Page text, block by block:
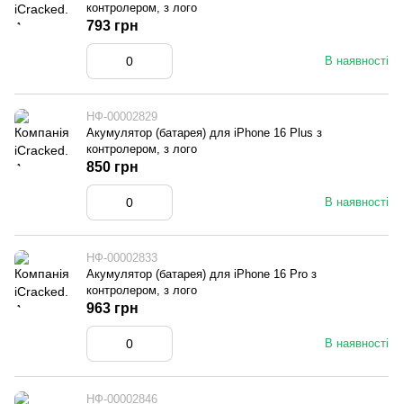
контролером, з лого
В наявності
793 грн
НФ-00002829
Акумулятор (батарея) для iPhone 16 Plus з
контролером, з лого
В наявності
850 грн
НФ-00002833
Акумулятор (батарея) для iPhone 16 Pro з
контролером, з лого
В наявності
963 грн
НФ-00002846